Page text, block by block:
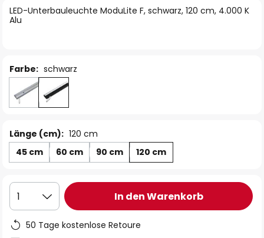
springen
LED-Unterbauleuchte ModuLite F, schwarz, 120 cm, 4.000 K
Alu
Farbe: schwarz
Länge (cm): 120 cm
45 cm
60 cm 90 cm 120 cm
1 In den Warenkorb
50 Tage kostenlose Retoure